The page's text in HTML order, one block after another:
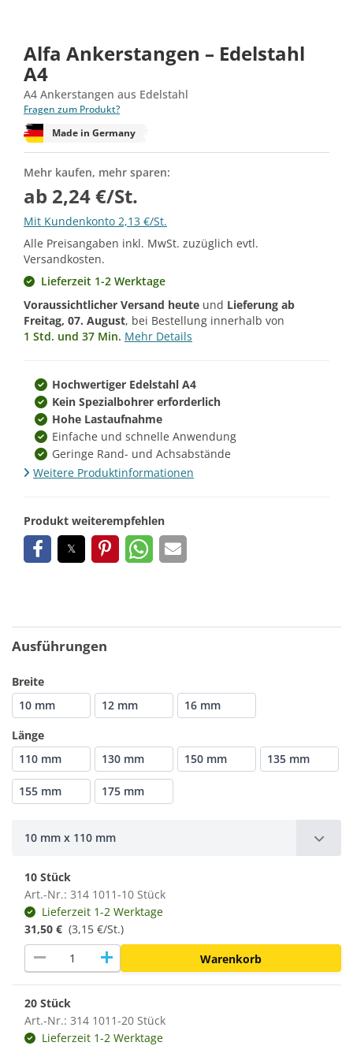
Alfa Ankerstangen – Edelstahl
A4
A4 Ankerstangen aus Edelstahl
Fragen zum Produkt?
Made in Germany
Mehr kaufen, mehr sparen:
ab 2,24 €/St.
Mit Kundenkonto 2,13 €/St.
Alle Preisangaben inkl. MwSt. zuzüglich evtl.
Versandkosten.
Lieferzeit 1-2 Werktage
Voraussichtlicher Versand heute und Lieferung ab
Freitag, 07. August, bei Bestellung innerhalb von
1 Std. und 37 Min. Mehr Details
Hochwertiger Edelstahl A4
Kein Spezialbohrer erforderlich
Hohe Lastaufnahme
Einfache und schnelle Anwendung
Geringe Rand- und Achsabstände
Weitere Produktinformationen
Produkt weiterempfehlen
Ausführungen
Breite
10 mm
12 mm
16 mm
Länge
110 mm
130 mm 150 mm 135 mm
155 mm 175 mm
10 mm x 110 mm
10 Stück
Art.-Nr.: 314 1011-10 Stück
Lieferzeit 1-2 Werktage
31,50 € (3,15 €/St.)
remove add Warenkorb
20 Stück
Art.-Nr.: 314 1011-20 Stück
Lieferzeit 1-2 Werktage